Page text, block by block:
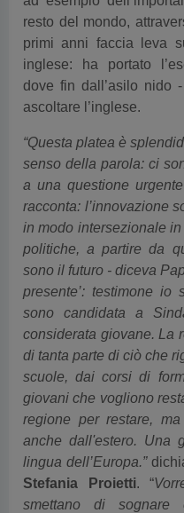
resto del mondo,
primi anni faccia leva
inglese: ha portato
dove fin dall’asilo nido
ascoltare l’inglese.
“Questa platea è
senso della parola: ci
a una questione
racconta: l’innovazione
in modo intersezionale
politiche, a partire da
sono il futuro - diceva
presente’: testimone
sono candidata a
considerata giovane. La
di tanta parte di ciò che
scuole, dai corsi di
giovani che vogliono
regione per restare,
anche dall'estero. Una
lingua dell’Europa.”
Stefania Proietti. “
smettano di sognare